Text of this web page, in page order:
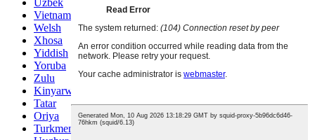
Vietnamese
Welsh
Xhosa
Yiddish
Yoruba
Zulu
Kinyarwanda
Tatar
Oriya
Turkmen